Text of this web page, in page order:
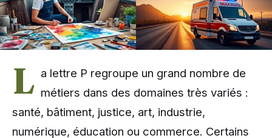
L a lettre P regroupe un grand nombre de
métiers dans des domaines très variés :
santé, bâtiment, justice, art, industrie,
numérique, éducation ou commerce. Certains